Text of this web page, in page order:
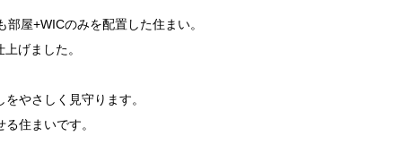
屋+WICのみを配置した住まい。
げました。
やさしく見守ります。
住まいです。